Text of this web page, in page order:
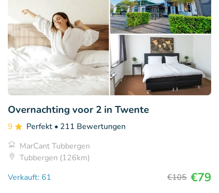
Overnachting voor 2 in Twente
9 Perfekt • 211 Bewertungen
MarCant Tubbergen
Tubbergen (126km)
Verkauft: 61
€105 €79